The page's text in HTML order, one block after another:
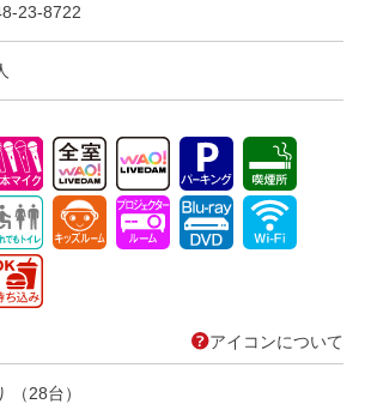
23-8722
アイコンについて
（28台）